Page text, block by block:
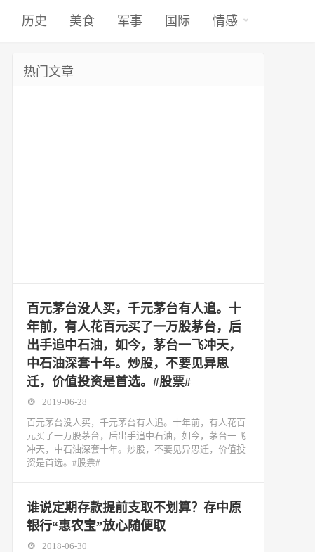
历史 美食 军事 国际 情感
热门文章
百元茅台没人买，千元茅台有人追。十
年前，有人花百元买了一万股茅台，后
出手追中石油，如今，茅台一飞冲天，
中石油深套十年。炒股，不要见异思
迁，价值投资是首选。#股票#
2019-06-28
百元茅台没人买，千元茅台有人追。十年前，有人花百
元买了一万股茅台，后出手追中石油，如今，茅台一飞
冲天，中石油深套十年。炒股，不要见异思迁，价值投
资是首选。#股票#
谁说定期存款提前支取不划算？存中原
银行“惠农宝”放心随便取
2018-06-30